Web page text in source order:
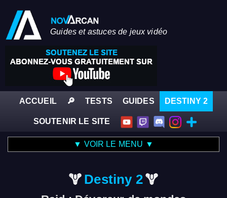
Guides et astuces de jeux vidéo
ACCUEIL 🔎 TESTS GUIDES DESTINY 2
SOUTENIR LE SITE
▼ VOIR LE MENU ▼
Destiny 2